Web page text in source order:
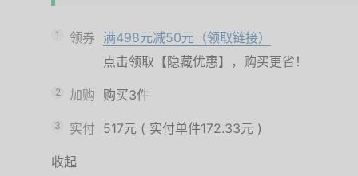
1 领券 满498元减50元（领取链接）
点击领取【隐藏优惠】，购买更省！
2 加购 购买3件
3 实付 517元 ( 实付单件172.33元 )
收起